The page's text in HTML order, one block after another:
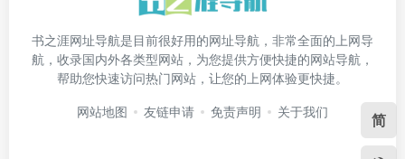
书之涯网址导航是目前很好用的网址导航，非常全面的上网导
航，收录国内外各类型网站，为您提供方便快捷的网站导航，
帮助您快速访问热门网站，让您的上网体验更快捷。
网站地图 友链申请 免责声明 关于我们 简